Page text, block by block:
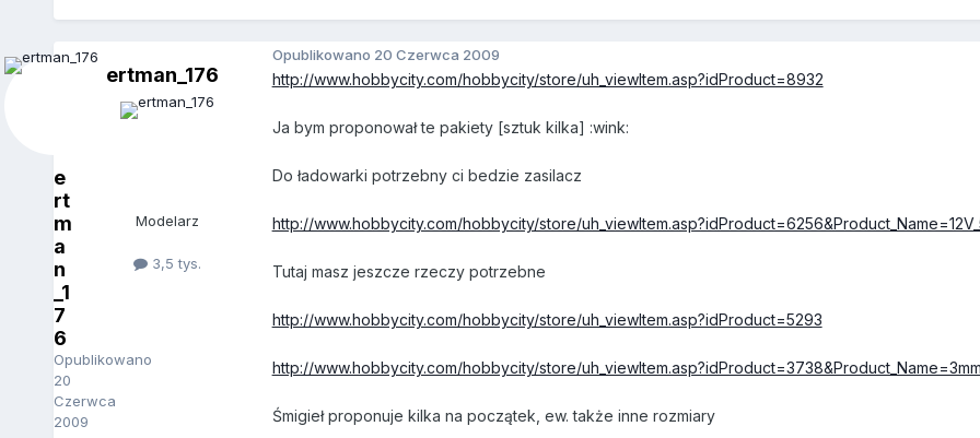
e
rt
m
a
n
_1
7
6
Opublikowano
20
Czerwca
2009
ertman_176
Modelarz
3,5 tys.
Opublikowano 20 Czerwca 2009
http://www.hobbycity.com/hobbycity/store/uh_viewItem.asp?idProduct=8932
Ja bym proponował te pakiety [sztuk kilka] :wink:
Do ładowarki potrzebny ci bedzie zasilacz
http://www.hobbycity.com/hobbycity/store/
Tutaj masz jeszcze rzeczy potrzebne
http://www.hobbycity.com/hobbycity/store/uh_viewItem.asp?idProduct=5293
http://www.hobbycity.com/hobbycity/store/
Śmigieł proponuje kilka na początek, ew. także inne rozmiary